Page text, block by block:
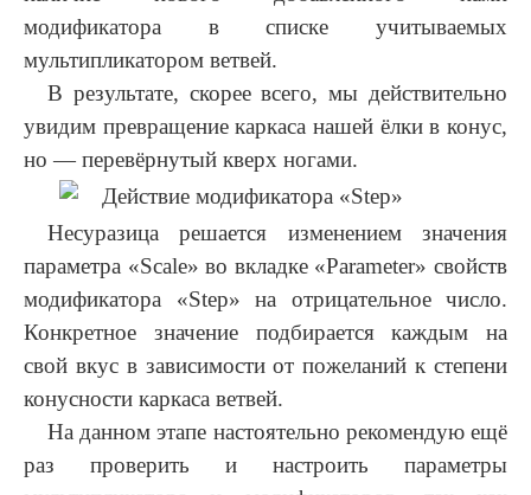
модификатора в списке учитываемых
мультипликатором ветвей.
В результате, скорее всего, мы действительно
увидим превращение каркаса нашей ёлки в конус,
но — перевёрнутый кверх ногами.
Несуразица решается изменением значения
параметра «Scale» во вкладке «Parameter» свойств
модификатора «Step» на отрицательное число.
Конкретное значение подбирается каждым на
свой вкус в зависимости от пожеланий к степени
конусности каркаса ветвей.
На данном этапе настоятельно рекомендую ещё
раз проверить и настроить параметры